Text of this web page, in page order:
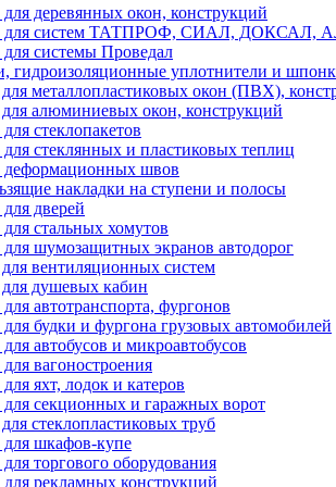
деревянных окон, конструкций
для систем ТАТПРОФ, СИАЛ, ДОКСАЛ,
системы Проведал
гидроизоляционные уплотнители и
металлопластиковых окон (ПВХ),
алюминиевых окон, конструкций
стеклопакетов
стеклянных и пластиковых теплиц
деформационных швов
накладки на ступени и полосы
дверей
стальных хомутов
шумозащитных экранов автодорог
вентиляционных систем
душевых кабин
автотранспорта, фургонов
будки и фургона грузовых автомобилей
автобусов и микроавтобусов
вагоностроения
яхт, лодок и катеров
секционных и гаражных ворот
стеклопластиковых труб
шкафов-купе
торгового оборудования
рекламных конструкций